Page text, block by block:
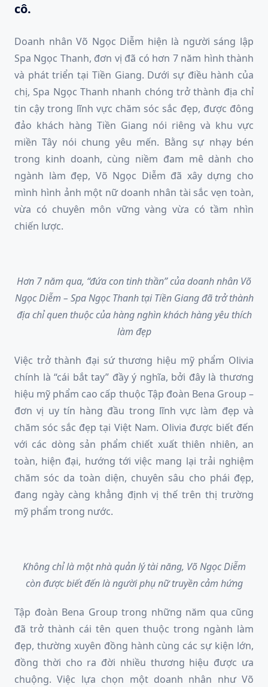
cô.
Doanh nhân Võ Ngọc Diễm hiện là người sáng lập
Spa Ngọc Thanh, đơn vị đã có hơn 7 năm hình thành
và phát triển tại Tiền Giang. Dưới sự điều hành của
chị, Spa Ngọc Thanh nhanh chóng trở thành địa chỉ
tin cậy trong lĩnh vực chăm sóc sắc đẹp, được đông
đảo khách hàng Tiền Giang nói riêng và khu vực
miền Tây nói chung yêu mến. Bằng sự nhạy bén
trong kinh doanh, cùng niềm đam mê dành cho
ngành làm đẹp, Võ Ngọc Diễm đã xây dựng cho
mình hình ảnh một nữ doanh nhân tài sắc vẹn toàn,
vừa có chuyên môn vững vàng vừa có tầm nhìn
chiến lược.
Hơn 7 năm qua, “đứa con tinh thần” của doanh nhân Võ
Ngọc Diễm – Spa Ngọc Thanh tại Tiền Giang đã trở thành
địa chỉ quen thuộc của hàng nghìn khách hàng yêu thích
làm đẹp
Việc trở thành đại sứ thương hiệu mỹ phẩm Olivia
chính là “cái bắt tay” đầy ý nghĩa, bởi đây là thương
hiệu mỹ phẩm cao cấp thuộc Tập đoàn Bena Group –
đơn vị uy tín hàng đầu trong lĩnh vực làm đẹp và
chăm sóc sắc đẹp tại Việt Nam. Olivia được biết đến
với các dòng sản phẩm chiết xuất thiên nhiên, an
toàn, hiện đại, hướng tới việc mang lại trải nghiệm
chăm sóc da toàn diện, chuyên sâu cho phái đẹp,
đang ngày càng khẳng định vị thế trên thị trường
mỹ phẩm trong nước.
Không chỉ là một nhà quản lý tài năng, Võ Ngọc Diễm
còn được biết đến là người phụ nữ truyền cảm hứng
Tập đoàn Bena Group trong những năm qua cũng
đã trở thành cái tên quen thuộc trong ngành làm
đẹp, thường xuyên đồng hành cùng các sự kiện lớn,
đồng thời cho ra đời nhiều thương hiệu được ưa
chuộng. Việc lựa chọn một doanh nhân như Võ